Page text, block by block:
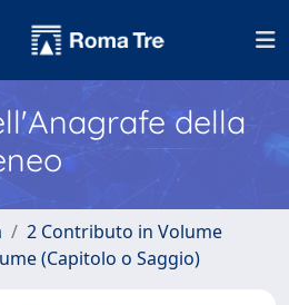
della
2 Contributo in Volume
(Capitolo o Saggio)